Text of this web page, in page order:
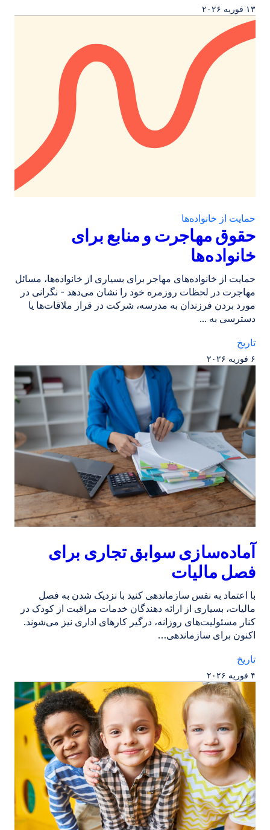
۱۳ فوریه ۲۰۲۶
حقوق مهاجرت و منابع برای
خانواده‌ها
حمایت از خانواده‌ها
حمایت از خانواده‌های مهاجر برای بسیاری از خانواده‌ها، مسائل
مهاجرت در لحظات روزمره خود را نشان می‌دهد - نگرانی در
مورد بردن فرزندان به مدرسه، شرکت در قرار ملاقات‌ها یا
دسترسی به ...
تاریخ
۶ فوریه ۲۰۲۶
آماده‌سازی سوابق تجاری برای
فصل مالیات
با اعتماد به نفس سازماندهی کنید با نزدیک شدن به فصل
مالیات، بسیاری از ارائه دهندگان خدمات مراقبت از کودک در
کنار مسئولیت‌های روزانه، درگیر کارهای اداری نیز می‌شوند.
اکنون برای سازماندهی…
تاریخ
۴ فوریه ۲۰۲۶